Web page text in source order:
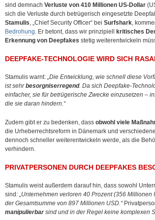
sind demnach Verluste von 410 Millionen US-Dollar
sich die Verluste durch betrügerisch eingesetzte
Stamulis, „Chief Security Officer“ bei Surfshark,
Bedrohung. Er betont, dass wir prinzipiell kritisches
Erkennung von Deepfakes stetig weiterentwickeln
DEEPFAKE-TECHNOLOGIE WIRD SICH
Stamulis warnt: „Die Entwicklung, wie schnell diese
ist sehrbesorgniserregend. Da sich Deepfake-
einfacher, sie für betrügerische Zwecke einzusetzen –
die sie daran hindern.“
Zudem gibt er zu bedenken, dass obwohl viele
die Urheberrechtsreform in Dänemark und
dennoch schneller weiterentwickeln werde, als die
verhindern.
PRIVATPERSONEN DURCH DEEPFAKES
Stamulis weist außerdem darauf hin, dass sowohl
sind: „Unternehmen verloren 40 Prozent (356
der Gesamtsumme von 897 Millionen USD.“
manipulierbarsind und in der Regel keine komplexen